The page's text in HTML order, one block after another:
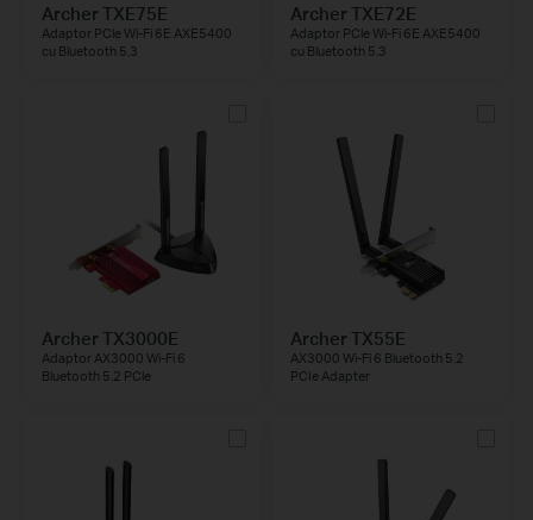
Archer TXE75E
Adaptor PCle Wi-Fi 6E AXE5400
cu Bluetooth 5.3
Archer TXE72E
Adaptor PCle Wi-Fi 6E AXE5400
cu Bluetooth 5.3
Archer TX3000E
Adaptor AX3000 Wi-Fi 6
Bluetooth 5.2 PCle
Archer TX55E
AX3000 Wi-Fi 6 Bluetooth 5.2
PCIe Adapter